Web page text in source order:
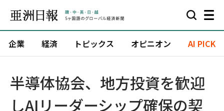
企業 経済 トピックス オピニオン AI PICK
半導体協会、地方投資を歓迎
しAIリーダーシップ確保の契